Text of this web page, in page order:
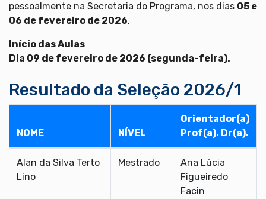
pessoalmente na Secretaria do Programa, nos dias 05 e
06 de fevereiro de 2026.
Início das Aulas
Dia 09 de fevereiro de 2026 (segunda-feira).
Resultado da Seleção 2026/1
NOME NÍVEL
Orientador(a)
Prof(a). Dr(a).
Alan da Silva Terto
Lino
Mestrado
Ana Lúcia
Figueiredo
Facin